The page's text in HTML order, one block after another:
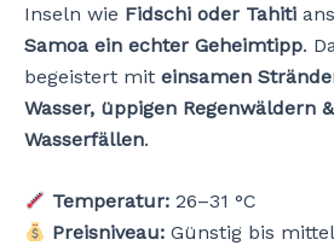
Inseln wie Fidschi oder Tahiti
Samoa ein echter Geheimtipp.
begeistert mit einsamen
Wasser, üppigen Regenwäldern
Wasserfällen.
Temperatur: 26–31 °C
Preisniveau: Günstig bis